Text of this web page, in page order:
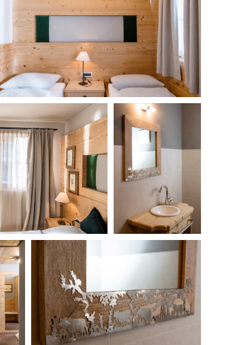
anzufordern oder für